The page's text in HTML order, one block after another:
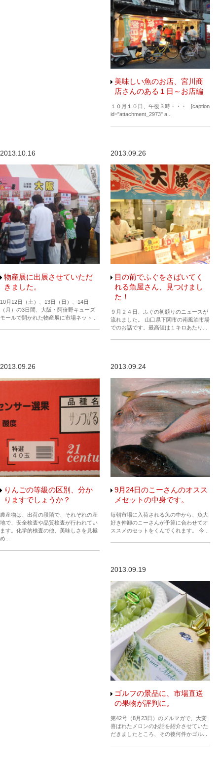
美味しい魚のお店、宮川商
店さんのある１日～お店編
１０月１０日、午後３時・・・ [caption
id="attachment_2973" a...
2013.10.16
物産展に出展させていただ
きました。
10月12日（土）、13日（日）、14日
（月）の3日間、大阪・阿倍野キューズ
モールで開かれた物産展に市場ネット...
2013.09.26
目の前でふぐをさばいてく
れる魚屋さん、見つけまし
た！
９月２４日、ふぐの初競りのニュースが
流れました。 山口県下関市の南風泊市場
でのお話です。最高値は１キロあたり...
2013.09.26
りんごの等級の区別、分か
りますでしょうか？
農産物は、出荷の段階で、それぞれの産
地で、安全検査や品質検査が行われてい
ます。化学的検査の他、美味しさを見極
め...
2013.09.24
9月24日のこーさんのオスス
メセットの中身です。
毎朝市場に入荷される魚の中から、魚大
好き仲卸のこーさんが予算に合わせてオ
ススメのセットをくんでくれます。 今...
2013.09.19
ゴルフの景品に、市場直送
の果物が評判に。
第42号（8月23日）のメルマガで、大変
喜ばれたメロンのお話を紹介させていた
だきましたところ、その後何件かゴル...